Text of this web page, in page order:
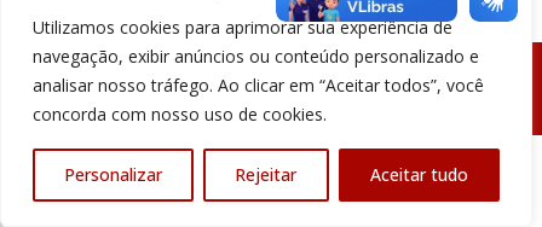
Utilizamos cookies para aprimorar sua experiência de
navegação, exibir anúncios ou conteúdo personalizado e
analisar nosso tráfego. Ao clicar em “Aceitar todos”, você
concorda com nosso uso de cookies.
Personalizar Rejeitar Aceitar tudo
© Revista Ensino Superior - Todos os direitos reservados